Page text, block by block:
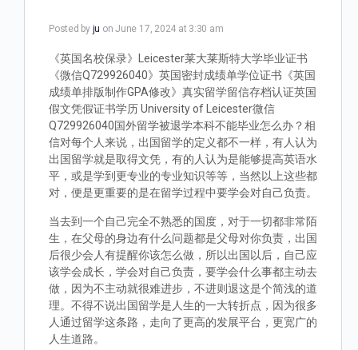
Posted by ju on June 17, 2024 at 3:30 am
《英国名校保录》Leicester莱大莱斯特大学毕业证书
《微信Q729926040》英国密封成绩单学位证书《英国
成绩单排版制作GPA修改》真实留学留信存档认证英国
假文凭假证书学历 University of Leicester微信
Q729926040国外留学被退学本科不能毕业怎么办？相
信对每个人来说，出国留学的定义都不一样，有人认为
出国留学就是取得文凭，有的人认为是能够提高英语水
平，或是学到更专业的专业知识等等，当然以上这些都
对，便是更重要的是在留学过程中要学会对自己负责。
当去到一个自己完全不熟悉的国度，对于一切都非常陌
生，在父母的身边有什么问题都是父母对你负责，出国
后很少会人有提醒你该怎么做，所以出国以后，自己应
该学会成长，学会对自己负责，要学会什么事都主动去
做，因为不主动就很难进步，不进则退这是个简浅的道
理。不得不说出国留学是人生的一大转折点，因为很多
人通过留学这条路，走向了更高的发展平台，更宽广的
人生道路。